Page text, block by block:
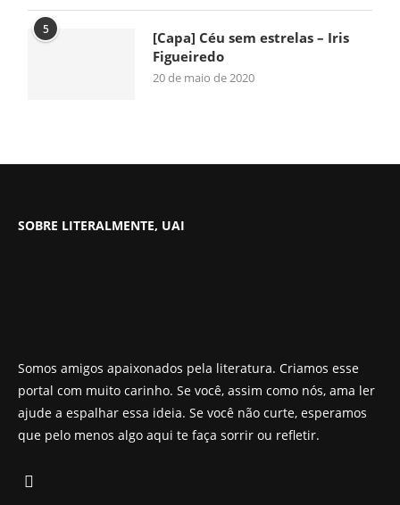
5
[Capa] Céu sem estrelas – Iris
Figueiredo
20 de maio de 2020
SOBRE LITERALMENTE, UAI
Somos amigos apaixonados pela literatura. Criamos esse
portal com muito carinho. Se você, assim como nós, ama ler
ajude a espalhar essa ideia. Se você não curte, esperamos
que pelo menos algo aqui te faça sorrir ou refletir.